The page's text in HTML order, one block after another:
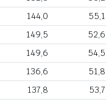
144,0 55,1
149,5 52,6
149,6 54,5
136,6 51,8
137,8 53,7